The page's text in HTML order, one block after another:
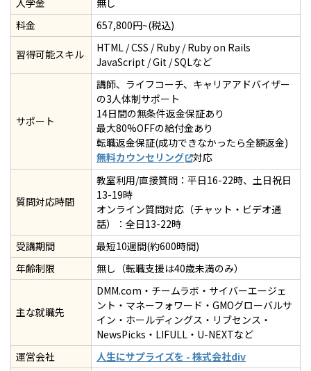
入学金
無し
料金
657,800円~(税込)
習得可能スキル
HTML / CSS / Ruby / Ruby on Rails
JavaScript / Git / SQLなど
サポート
講師、ライフコーチ、キャリアアドバイザー
の3人体制サポート
14日間の無条件返金保証あり
最大80%OFFの給付金あり
転職返金保証(成功できなかったら全額返金)
無料カウンセリング
対応
質問対応時間
教室利用/直接質問：平日16-22時、土日祝日
13-19時
オンライン質問対応（チャット・ビデオ通
話）：全日13-22時
受講期間
最短10週間(約600時間)
年齢制限
無し（転職支援は40歳未満のみ）
主な就職先
DMM.com・チームラボ・サイバーエージェ
ント・マネーフォワード・GMOグローバルサ
イン・ホールディングス・リブセンス・
NewsPicks・LIFULL・U-NEXTなど
運営会社
人生にサプライズを - 株式会社div